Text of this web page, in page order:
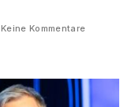
Keine Kommentare